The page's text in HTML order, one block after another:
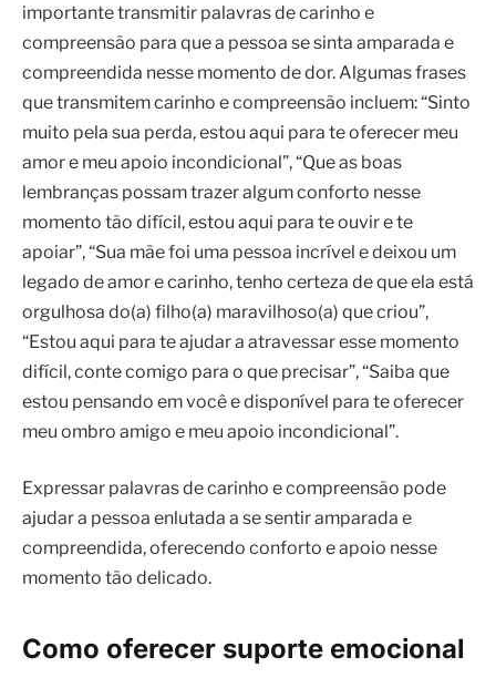
importante transmitir palavras de carinho e
compreensão para que a pessoa se sinta amparada e
compreendida nesse momento de dor. Algumas frases
que transmitem carinho e compreensão incluem: “Sinto
muito pela sua perda, estou aqui para te oferecer meu
amor e meu apoio incondicional”, “Que as boas
lembranças possam trazer algum conforto nesse
momento tão difícil, estou aqui para te ouvir e te
apoiar”, “Sua mãe foi uma pessoa incrível e deixou um
legado de amor e carinho, tenho certeza de que ela está
orgulhosa do(a) filho(a) maravilhoso(a) que criou”,
“Estou aqui para te ajudar a atravessar esse momento
difícil, conte comigo para o que precisar”, “Saiba que
estou pensando em você e disponível para te oferecer
meu ombro amigo e meu apoio incondicional”.
Expressar palavras de carinho e compreensão pode
ajudar a pessoa enlutada a se sentir amparada e
compreendida, oferecendo conforto e apoio nesse
momento tão delicado.
Como oferecer suporte emocional